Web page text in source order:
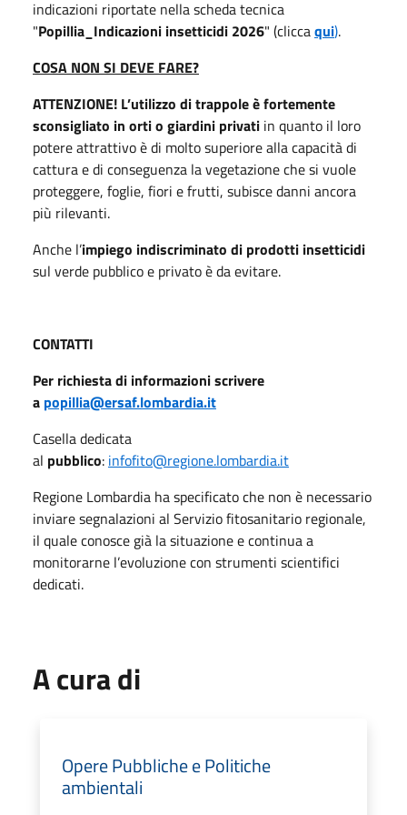
indicazioni riportate nella scheda tecnica
"Popillia_Indicazioni insetticidi 2026" (cliccaqui).
COSA NON SI DEVE FARE?
ATTENZIONE! L’utilizzo di trappole è fortemente
sconsigliato in orti o giardini privati in quanto il loro
potere attrattivo è di molto superiore alla capacità di
cattura e di conseguenza la vegetazione che si vuole
proteggere, foglie, fiori e frutti, subisce danni ancora
più rilevanti.
Anche l’impiego indiscriminato di prodotti insetticidi
sul verde pubblico e privato è da evitare.
CONTATTI
Per richiesta di informazioni scrivere
a popillia@ersaf.lombardia.it
Casella dedicata
al pubblico: infofito@regione.lombardia.it
Regione Lombardia ha specificato che non è necessario
inviare segnalazioni al Servizio fitosanitario regionale,
il quale conosce già la situazione e continua a
monitorarne l’evoluzione con strumenti scientifici
dedicati.
A cura di
Opere Pubbliche e Politiche
ambientali